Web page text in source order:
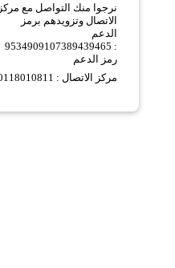
نرجوا منك التواصل مع مركز
الاتصال وتزويدهم برمز
الدعم
9534909107389439465 :
رمز الدعم
مركز الاتصال : 0118010811